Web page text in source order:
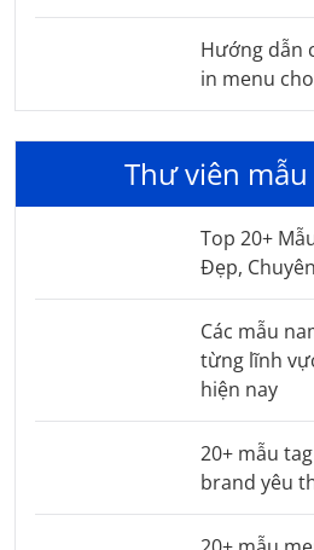
Hướng dẫn
in menu
Thư viên
Top 20+
Đẹp,
Các mẫu
từng lĩnh
hiện nay
20+ mẫu
brand yêu